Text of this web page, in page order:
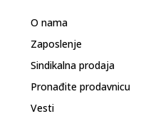
O nama
Zaposlenje
Sindikalna prodaja
Pronađite prodavnicu
Vesti